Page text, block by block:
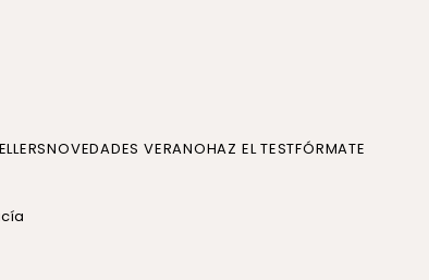
NOVEDADES VERANOHAZ EL TESTFÓRMATE